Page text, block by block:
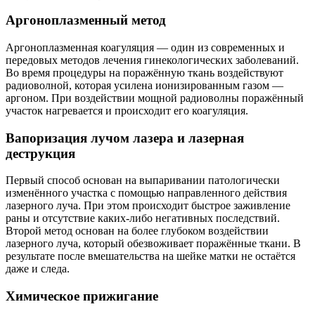
Аргоноплазменный метод
Аргоноплазменная коагуляция — один из современных и
передовых методов лечения гинекологических заболеваний.
Во время процедуры на поражённую ткань воздействуют
радиоволной, которая усилена ионизированным газом —
аргоном. При воздействии мощной радиоволны поражённый
участок нагревается и происходит его коагуляция.
Вапоризация лучом лазера и лазерная
деструкция
Первый способ основан на выпаривании патологически
изменённого участка с помощью направленного действия
лазерного луча. При этом происходит быстрое заживление
раны и отсутствие каких-либо негативных последствий.
Второй метод основан на более глубоком воздействии
лазерного луча, который обезвоживает поражённые ткани. В
результате после вмешательства на шейке матки не остаётся
даже и следа.
Химическое прижигание